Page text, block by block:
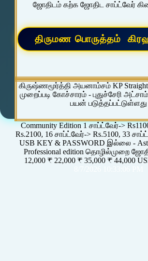
ஜோதிடம் கற்க ஜோதிட சாப்ட்வேர்
கிருஷ்ணமூர்த்தி அயனாம்சம் KP Straight
முறைப்படி கோச்சாரம் - புதுச்சேரி
பயன் படுத்தப்பட்டுள்ளது
Community Edition 1 சாப்ட்வேர்->
Rs.2100, 16 சாப்ட்வேர்-> Rs.5100, 33
USB KEY & PASSWORD இல்லை -
Professional edition தொழில்முறை
12,000 ₹ 22,000 ₹ 35,000 ₹ 44,000